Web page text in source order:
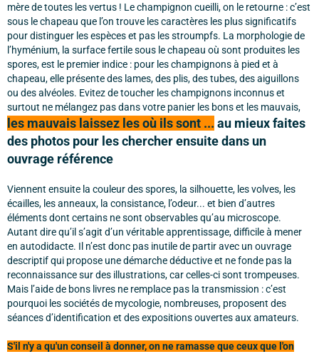
mère de toutes les vertus ! Le champignon cueilli, on le retourne : c’est
sous le chapeau que l’on trouve les caractères les plus significatifs
pour distinguer les espèces et pas les stroumpfs. La morphologie de
l’hyménium, la surface fertile sous le chapeau où sont produites les
spores, est le premier indice : pour les champignons à pied et à
chapeau, elle présente des lames, des plis, des tubes, des aiguillons
ou des alvéoles. Evitez de toucher les champignons inconnus et
surtout ne mélangez pas dans votre panier les bons et les mauvais,
les mauvais laissez les où ils sont ... au mieux faites
des photos pour les chercher ensuite dans un
ouvrage référence
Viennent ensuite la couleur des spores, la silhouette, les volves, les
écailles, les anneaux, la consistance, l’odeur... et bien d’autres
éléments dont certains ne sont observables qu’au microscope.
Autant dire qu’il s’agit d’un véritable apprentissage, difficile à mener
en autodidacte. Il n’est donc pas inutile de partir avec un ouvrage
descriptif qui propose une démarche déductive et ne fonde pas la
reconnaissance sur des illustrations, car celles-ci sont trompeuses.
Mais l’aide de bons livres ne remplace pas la transmission : c’est
pourquoi les sociétés de mycologie, nombreuses, proposent des
séances d’identification et des expositions ouvertes aux amateurs.
S'il n'y a qu'un conseil à donner, on ne ramasse que ceux que l'on